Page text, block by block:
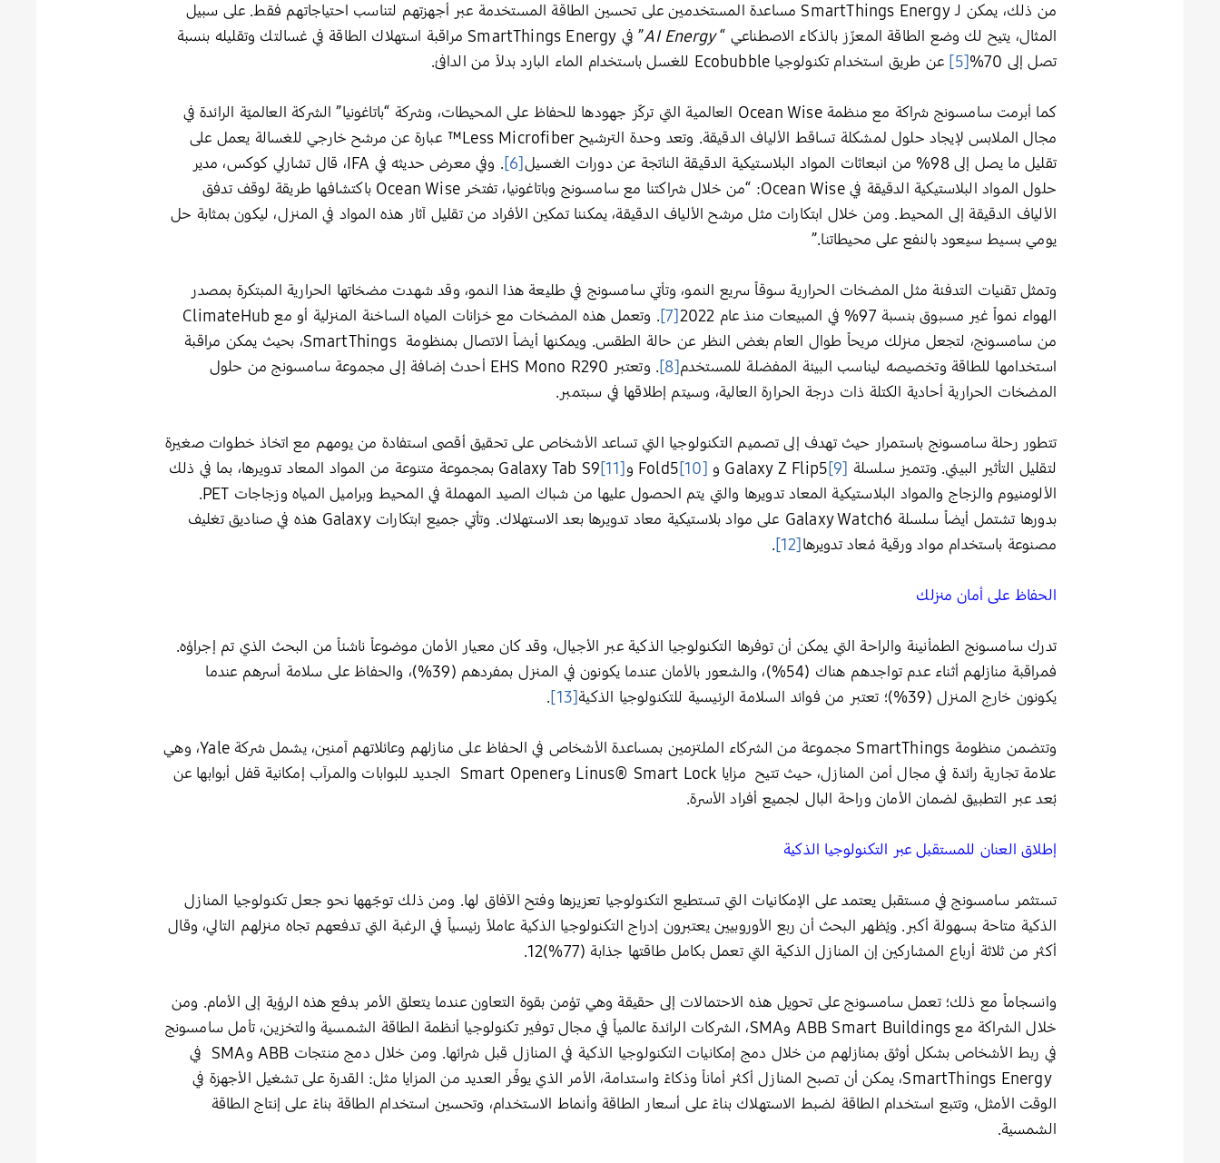
من ذلك، يمكن لـ SmartThings Energy مساعدة المستخدمين على تحسين الطاقة المستخدمة عبر أجهزتهم لتناسب احتياجاتهم فقط. على سبيل
المثال، يتيح لك وضع الطاقة المعزّز بالذكاء الاصطناعي “AI Energy
” في SmartThings Energy مراقبة استهلاك الطاقة في غسالتك وتقليله بنسبة
تصل إلى 70%
[5] عن طريق استخدام تكنولوجيا Ecobubble للغسل باستخدام الماء البارد بدلاً من الدافئ.
كما أبرمت سامسونج شراكة مع منظمة Ocean Wise العالمية التي تركّز جهودها للحفاظ على المحيطات، وشركة “باتاغونيا” الشركة العالميّة الرائدة في
مجال الملابس لإيجاد حلول لمشكلة تساقط الألياف الدقيقة. وتعد وحدة الترشيح Less Microfiber™ عبارة عن مرشح خارجي للغسالة يعمل على
تقليل ما يصل إلى 98% من انبعاثات المواد البلاستيكية الدقيقة الناتجة عن دورات الغسيل
[6]
. وفي معرض حديثه في IFA، قال تشارلي كوكس، مدير
حلول المواد البلاستيكية الدقيقة في Ocean Wise: “من خلال شراكتنا مع سامسونج وباتاغونيا، تفتخر Ocean Wise باكتشافها طريقة لوقف تدفق
الألياف الدقيقة إلى المحيط. ومن خلال ابتكارات مثل مرشح الألياف الدقيقة، يمكننا تمكين الأفراد من تقليل آثار هذه المواد في المنزل، ليكون بمثابة حل
يومي بسيط سيعود بالنفع على محيطاتنا.”
وتمثل تقنيات التدفئة مثل المضخات الحرارية سوقاً سريع النمو، وتأتي سامسونج في طليعة هذا النمو، وقد شهدت مضخاتها الحرارية المبتكرة بمصدر
الهواء نمواً غير مسبوق بنسبة 97% في المبيعات منذ عام 2022
[7]
. وتعمل هذه المضخات مع خزانات المياه الساخنة المنزلية أو مع ClimateHub
من سامسونج، لتجعل منزلك مريحاً طوال العام بغض النظر عن حالة الطقس. ويمكنها أيضاً الاتصال بمنظومة SmartThings، بحيث يمكن مراقبة
استخدامها للطاقة وتخصيصه ليناسب البيئة المفضلة للمستخدم[8]
. وتعتبر EHS Mono R290 أحدث إضافة إلى مجموعة سامسونج من حلول
المضخات الحرارية أحادية الكتلة ذات درجة الحرارة العالية، وسيتم إطلاقها في سبتمبر.
تتطور رحلة سامسونج باستمرار حيث تهدف إلى تصميم التكنولوجيا التي تساعد الأشخاص على تحقيق أقصى استفادة من يومهم مع اتخاذ خطوات صغيرة
لتقليل التأثير البيئي. وتتميز سلسلة Galaxy Z Flip5 [9] و Fold5 [10] وGalaxy Tab S9[11]
بمجموعة متنوعة من المواد المعاد تدويرها، بما في ذلك
الألومنيوم والزجاج والمواد البلاستيكية المعاد تدويرها والتي يتم الحصول عليها من شباك الصيد المهملة في المحيط وبراميل المياه وزجاجات PET.
بدورها تشتمل أيضاً سلسلة Galaxy Watch6 على مواد بلاستيكية معاد تدويرها بعد الاستهلاك. وتأتي جميع ابتكارات Galaxy هذه في صناديق تغليف
مصنوعة باستخدام مواد ورقية مُعاد تدويرها[12]
.
الحفاظ علىأمانمنزلك
تدرك سامسونج الطمأنينة والراحة التي يمكن أن توفرها التكنولوجيا الذكية عبر الأجيال، وقد كان معيار الأمان موضوعاً ناشئاً من البحث الذي تم إجراؤه.
فمراقبة منازلهم أثناء عدم تواجدهم هناك (54%)، والشعور بالأمان عندما يكونون في المنزل بمفردهم (39%)، والحفاظ على سلامة أسرهم عندما
يكونون خارج المنزل (39%)؛ تعتبر من فوائد السلامة الرئيسية للتكنولوجيا الذكية
[13]
.
وتتضمن منظومة SmartThings مجموعة من الشركاء الملتزمين بمساعدة الأشخاص في الحفاظ على منازلهم وعائلاتهم آمنين، يشمل شركة Yale، وهي
علامة تجارية رائدة في مجال أمن المنازل، حيث تتيح مزايا Linus® Smart Lock وSmart Opener الجديد للبوابات والمرآب إمكانية قفل أبوابها عن
بُعد عبر التطبيق لضمان الأمان وراحة البال لجميع أفراد الأسرة.
إطلاق العنان للمستقبل عبر التكنولوجيا الذكية
تستثمر سامسونج في مستقبل يعتمد على الإمكانيات التي تستطيع التكنولوجيا تعزيزها وفتح الآفاق لها. ومن ذلك توجّهها نحو جعل تكنولوجيا المنازل
الذكية متاحة بسهولة أكبر. ويُظهر البحث أن ربع الأوروبيين يعتبرون إدراج التكنولوجيا الذكية عاملاً رئيسياً في الرغبة التي تدفعهم تجاه منزلهم التالي، وقال
أكثر من ثلاثة أرباع المشاركين إن المنازل الذكية التي تعمل بكامل طاقتها جذابة (77%)12.
وانسجاماً مع ذلك؛ تعمل سامسونج على تحويل هذه الاحتمالات إلى حقيقة وهي تؤمن بقوة التعاون عندما يتعلق الأمر بدفع هذه الرؤية إلى الأمام. ومن
خلال الشراكة مع ABB Smart Buildings وSMA، الشركات الرائدة عالمياً في مجال توفير تكنولوجيا أنظمة الطاقة الشمسية والتخزين، تأمل سامسونج
في ربط الأشخاص بشكل أوثق بمنازلهم من خلال دمج إمكانيات التكنولوجيا الذكية في المنازل قبل شرائها. ومن خلال دمج منتجات ABB وSMA في
SmartThings Energy، يمكن أن تصبح المنازل أكثر أماناً وذكاءً واستدامة، الأمر الذي يوفّر العديد من المزايا مثل: القدرة على تشغيل الأجهزة في
الوقت الأمثل، وتتبع استخدام الطاقة لضبط الاستهلاك بناءً على أسعار الطاقة وأنماط الاستخدام، وتحسين استخدام الطاقة بناءً على إنتاج الطاقة
الشمسية.